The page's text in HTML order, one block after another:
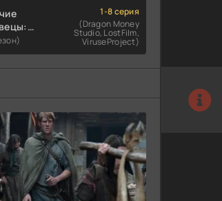
1-8 серия
(Dragon Money
Studio, LostFilm,
ViruseProject)